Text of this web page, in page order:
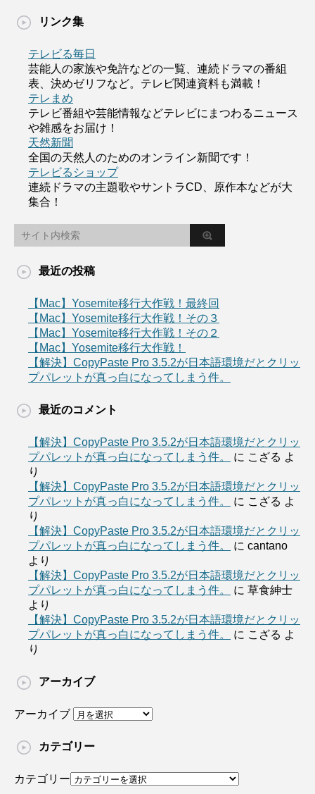
リンク集
テレビる毎日
芸能人の家族や免許などの一覧、連続ドラマの番組
表、決めゼリフなど。テレビ関連資料も満載！
テレまめ
テレビ番組や芸能情報などテレビにまつわるニュース
や雑感をお届け！
天然新聞
全国の天然人のためのオンライン新聞です！
テレビるショップ
連続ドラマの主題歌やサントラCD、原作本などが大
集合！
最近の投稿
【Mac】Yosemite移行大作戦！最終回
【Mac】Yosemite移行大作戦！その３
【Mac】Yosemite移行大作戦！その２
【Mac】Yosemite移行大作戦！
【解決】CopyPaste Pro 3.5.2が日本語環境だとクリッ
プパレットが真っ白になってしまう件。
最近のコメント
【解決】CopyPaste Pro 3.5.2が日本語環境だとクリッ
プパレットが真っ白になってしまう件。
に こざる よ
り
【解決】CopyPaste Pro 3.5.2が日本語環境だとクリッ
プパレットが真っ白になってしまう件。
に こざる よ
り
【解決】CopyPaste Pro 3.5.2が日本語環境だとクリッ
プパレットが真っ白になってしまう件。
に cantano
より
【解決】CopyPaste Pro 3.5.2が日本語環境だとクリッ
プパレットが真っ白になってしまう件。
に 草食紳士
より
【解決】CopyPaste Pro 3.5.2が日本語環境だとクリッ
プパレットが真っ白になってしまう件。
に こざる よ
り
アーカイブ
アーカイブ
カテゴリー
カテゴリー